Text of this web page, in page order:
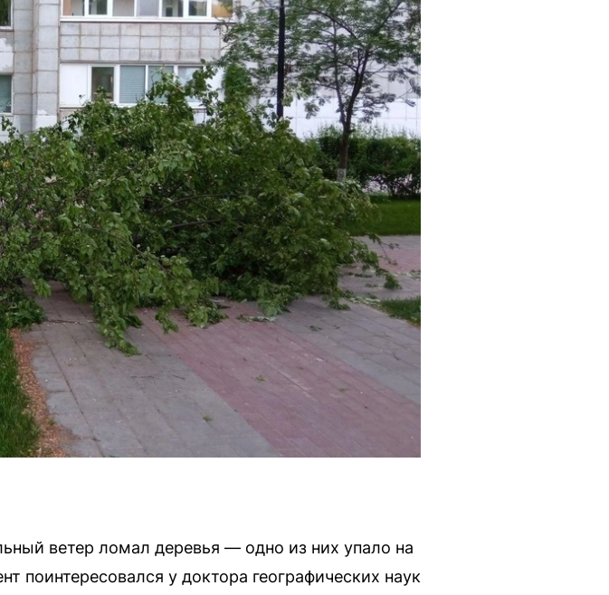
ветер ломал деревья — одно из них упало на
поинтересовался у доктора географических наук